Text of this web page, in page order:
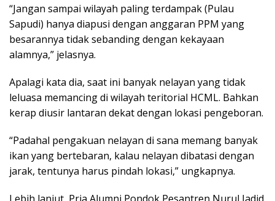
“Jangan sampai wilayah paling terdampak (Pulau
Sapudi) hanya diapusi dengan anggaran PPM yang
besarannya tidak sebanding dengan kekayaan
alamnya,” jelasnya.
Apalagi kata dia, saat ini banyak nelayan yang tidak
leluasa memancing di wilayah teritorial HCML. Bahkan
kerap diusir lantaran dekat dengan lokasi pengeboran.
“Padahal pengakuan nelayan di sana memang banyak
ikan yang bertebaran, kalau nelayan dibatasi dengan
jarak, tentunya harus pindah lokasi,” ungkapnya.